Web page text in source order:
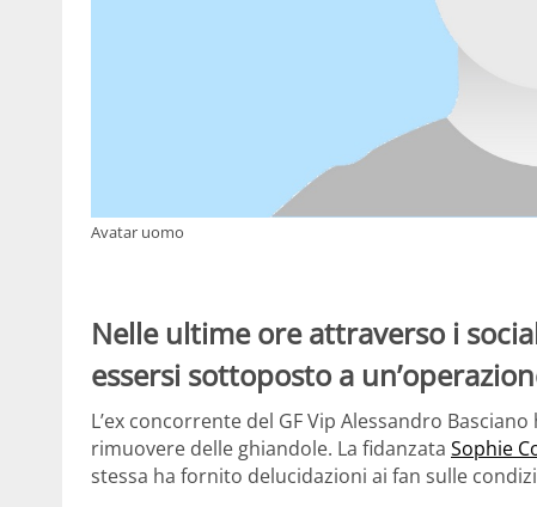
Avatar uomo
Nelle ultime ore attraverso i
essersi sottoposto a
L’ex concorrente del GF Vip Alessandro
rimuovere delle ghiandole. La fidanzata Sophie
stessa ha fornito delucidazioni ai fan sulle